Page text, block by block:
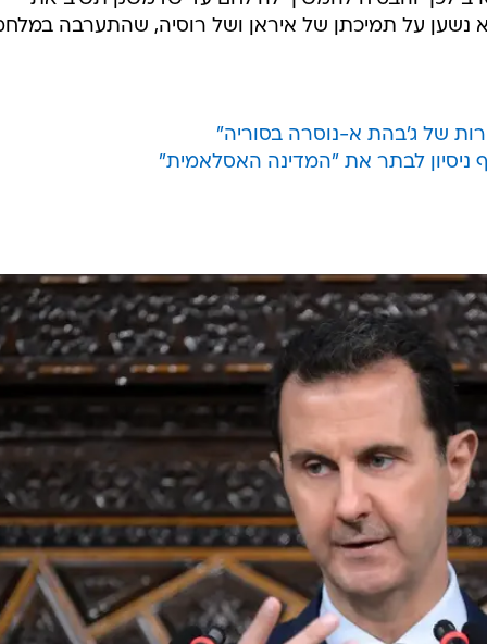
נשען על תמיכתן של איראן ושל רוסיה, שהתערבה
של ג'בהת א-נוסרה בסוריה"
לבתר את "המדינה האסלאמית"